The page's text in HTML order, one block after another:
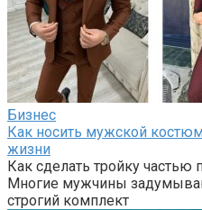
Бизнес
Как носить мужской
жизни
Как сделать тройку частью
Многие мужчины
строгий комплект